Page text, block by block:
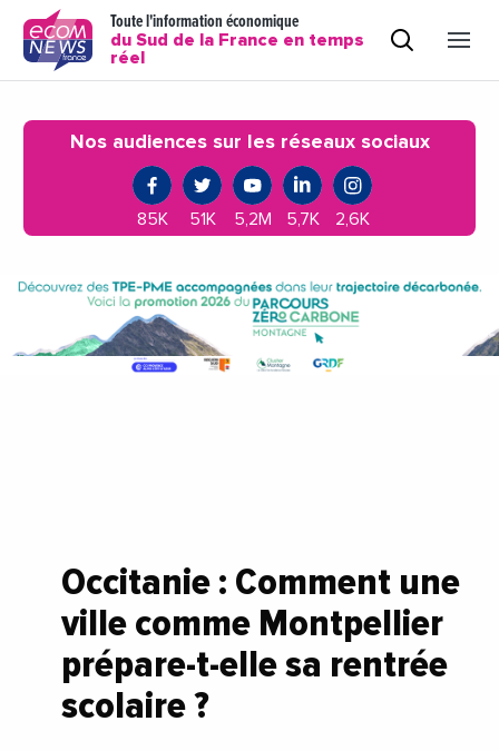
Toute l'information économique
du Sud de la France en temps
réel
Nos audiences sur les réseaux sociaux
85K 51K 5,2M 5,7K 2,6K
Occitanie : Comment une
ville comme Montpellier
prépare-t-elle sa rentrée
scolaire ?